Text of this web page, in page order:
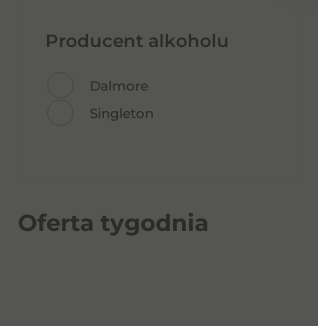
Producent alkoholu
Dalmore
Singleton
Oferta tygodnia
40,00
Dowiedz się więcej